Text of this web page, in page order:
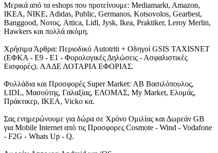
Μερικά από τα eshops που προτείνουμε: Mediamarkt, Amazon,
IKEA, NIKE, Adidas, Public, Germanos, Kotsovolos, Gearbest,
Banggood, Νοτος, Attica, Lidl, Jysk, Ikea, Praktiker, Leroy Merlin,
Hawkers και πολλά ακόμη.
Χρήσιμα Άρθρα: Περιοδικό Autotriti + Οδηγοί GSIS TAXISNET
(ΕΦΚΑ - Ε9 - Ε1 - Φορολογικές Δηλώσεις - Ασφαλιστικές
Εισφορές). ΑΑΔΕ ΛΟΤΑΡΙΑ ΕΦΟΡΙΑΣ.
Φυλλάδια και Προσφορές Super Market: ΑΒ Βασιλόπουλος,
LIDL, Μασούτης, Γαλαξίας, ΕΛΟΜΑΣ, My Market, Ελομάς,
Πράκτικερ, ΙΚΕΑ, Vicko κα.
Σας ενημερώνουμε για δώρα σε Χρόνο Ομιλίας και Δωρεάν GB
για Mobile Internet από τις Προσφορες Cosmote - Wind - Vodafone
- F2G - Whats Up - Q.